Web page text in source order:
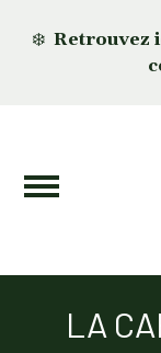
❄️ Retrouvez
LA